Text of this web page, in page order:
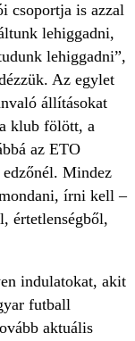
csoportja is azzal
lehiggadni,
lehiggadni”,
Az egylet
állításokat
klub fölött, a
az ETO
Mindez
írni kell –
értetlenségből,
indulatokat, akit
futball
aktuális